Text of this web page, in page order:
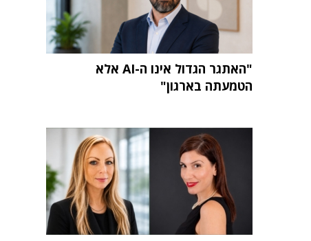
"האתגר הגדול אינו ה-AI אלא
הטמעתה בארגון"